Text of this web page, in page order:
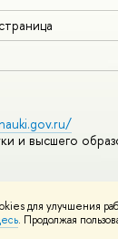
для улучшения
. Продолжая
и высшего
Адреса и контакты
Slab разработаны